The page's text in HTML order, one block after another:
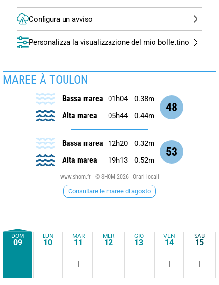
Configura un avviso
Personalizza la visualizzazione del mio bollettino
MAREE À TOULON
48
Bassa marea 01h04 0.38m
Alta marea 05h44 0.44m
53
Bassa marea 12h20 0.32m
Alta marea 19h13 0.52m
www.shom.fr - © SHOM 2026 - Orari locali
Consultare le maree di agosto
DOM
09
- -
LUN
10
- -
MAR
11
- -
MER
12
- -
GIO
13
- -
VEN
14
- -
SAB
15
- -